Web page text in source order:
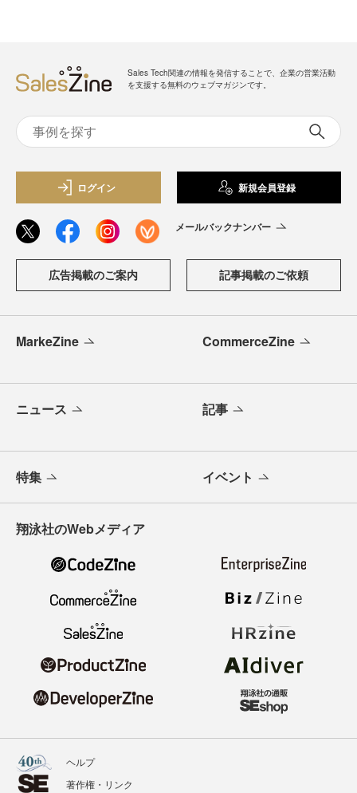
Sales Tech関連の情報を発信することで、企業の営業活動
を支援する無料のウェブマガジンです。
ログイン 新規会員登録
メールバックナンバー
広告掲載のご案内 記事掲載のご依頼
MarkeZine CommerceZine
ニュース 記事
特集 イベント
翔泳社のWebメディア
ヘルプ
著作権・リンク